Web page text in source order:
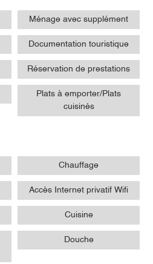
Ménage avec supplément
Documentation touristique
Réservation de prestations
Plats à emporter/Plats
cuisinés
Chauffage
Accès Internet privatif Wifi
Cuisine
Douche